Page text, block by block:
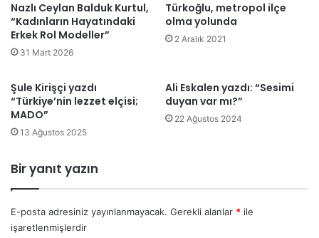
Nazlı Ceylan Balduk Kurtul,
“Kadınların Hayatındaki
Erkek Rol Modeller”
31 Mart 2026
Türkoğlu, metropol ilçe
olma yolunda
2 Aralık 2021
Şule Kirişçi yazdı
“Türkiye’nin lezzet elçisi;
MADO”
13 Ağustos 2025
Ali Eskalen yazdı: “Sesimi
duyan var mı?”
22 Ağustos 2024
Bir yanıt yazın
E-posta adresiniz yayınlanmayacak. Gerekli alanlar * ile
işaretlenmişlerdir